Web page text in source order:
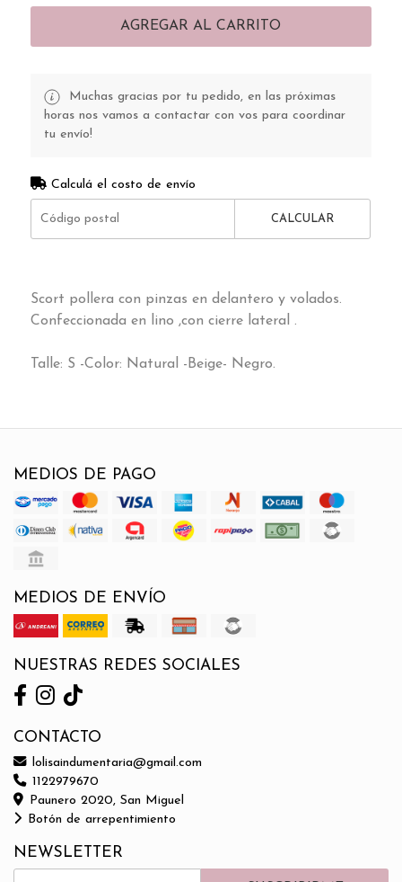
AGREGAR AL CARRITO
Muchas gracias por tu pedido, en las próximas
horas nos vamos a contactar con vos para coordinar
tu envío!
Calculá el costo de envío
CALCULAR
Scort pollera con pinzas en delantero y volados.
Confeccionada en lino ,con cierre lateral .
Talle: S -Color: Natural -Beige- Negro.
MEDIOS DE PAGO
MEDIOS DE ENVÍO
NUESTRAS REDES SOCIALES
CONTACTO
lolisaindumentaria@gmail.com
1122979670
Paunero 2020, San Miguel
Botón de arrepentimiento
NEWSLETTER